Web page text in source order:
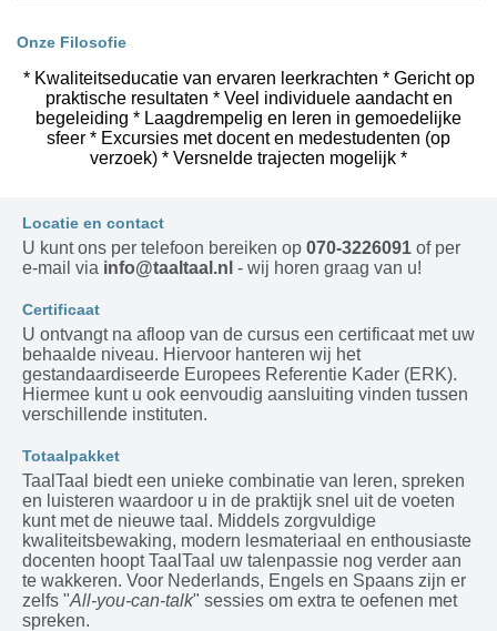
Onze Filosofie
* Kwaliteitseducatie van ervaren leerkrachten * Gericht op
praktische resultaten * Veel individuele aandacht en
begeleiding * Laagdrempelig en leren in gemoedelijke
sfeer * Excursies met docent en medestudenten (op
verzoek) * Versnelde trajecten mogelijk *
Locatie en contact
U kunt ons per telefoon bereiken op 070-3226091 of per
e-mail via info@taaltaal.nl - wij horen graag van u!
Certificaat
U ontvangt na afloop van de cursus een certificaat met uw
behaalde niveau. Hiervoor hanteren wij het
gestandaardiseerde Europees Referentie Kader (ERK).
Hiermee kunt u ook eenvoudig aansluiting vinden tussen
verschillende instituten.
Totaalpakket
TaalTaal biedt een unieke combinatie van leren, spreken
en luisteren waardoor u in de praktijk snel uit de voeten
kunt met de nieuwe taal. Middels zorgvuldige
kwaliteitsbewaking, modern lesmateriaal en enthousiaste
docenten hoopt TaalTaal uw talenpassie nog verder aan
te wakkeren. Voor Nederlands, Engels en Spaans zijn er
zelfs "All-you-can-talk" sessies om extra te oefenen met
spreken.